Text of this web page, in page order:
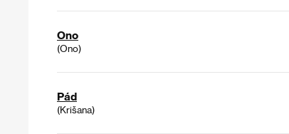
Ono
(Ono)
Pád
(Krišana)